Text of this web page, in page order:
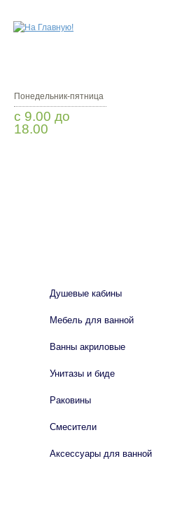
Понедельник-пятница
с 9.00 до
18.00
Душевые кабины
Мебель для ванной
Ванны акриловые
Унитазы и биде
Раковины
Смесители
Аксессуары для ванной